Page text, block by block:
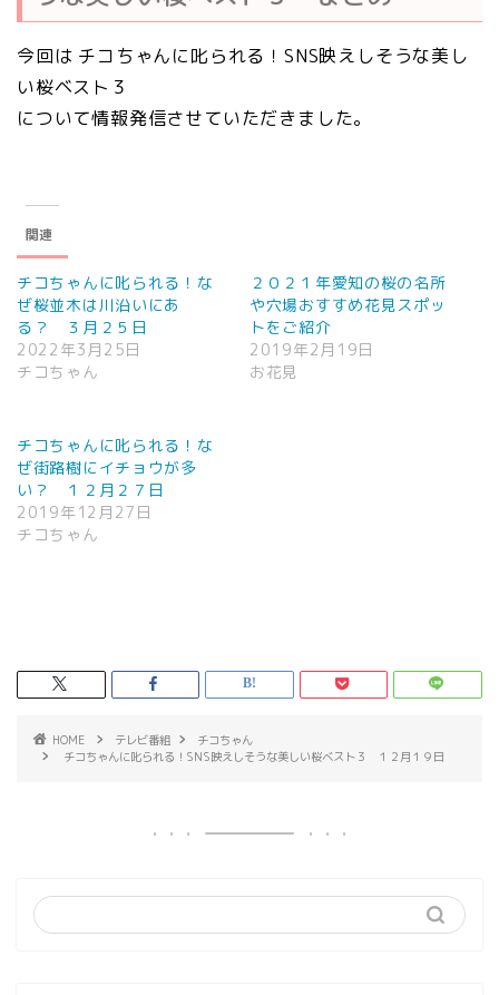
今回は チコちゃんに叱られる！SNS映えしそうな美し
い桜ベスト３
について情報発信させていただきました。
関連
チコちゃんに叱られる！な
ぜ桜並木は川沿いにあ
る？ ３月２５日
2022年3月25日
チコちゃん
２０２１年愛知の桜の名所
や穴場おすすめ花見スポッ
トをご紹介
2019年2月19日
お花見
チコちゃんに叱られる！な
ぜ街路樹にイチョウが多
い？ １２月２７日
2019年12月27日
チコちゃん
HOME テレビ番組
チコちゃん
チコちゃんに叱られる！SNS映えしそうな美しい桜ベスト３ １２月１９日